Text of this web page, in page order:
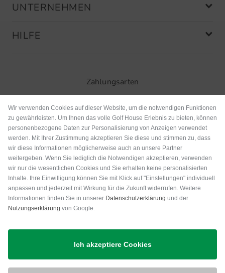
UNTERNEHMEN
HILFE
Zahlungsarten
Versand
Wir verwenden Cookies auf dieser Website, um die notwendigen Funktionen
zu gewährleisten. Um Ihnen das volle Golf House Erlebnis zu bieten, können
personenbezogene Daten zur Personalisierung von Anzeigen verwendet
werden. Mit Ihrer Zustimmung akzeptieren Sie diese und stimmen zu, dass
wir diese Informationen möglicherweise auch an unsere Partner
weitergeben. Wenn Sie lediglich die Notwendigen akzeptieren, verwenden
wir nur die wesentlichen Cookies und Sie erhalten keine personalisierten
Inhalte. Ihre Einwilligung können Sie mit Klick auf "Einstellungen" individuell
anpassen und jederzeit mit Wirkung für die Zukunft widerrufen. Weitere
Informationen finden Sie in unserer Datenschutzerklärung und der
Nutzungserklärung von Google.
Ich akzeptiere Cookies